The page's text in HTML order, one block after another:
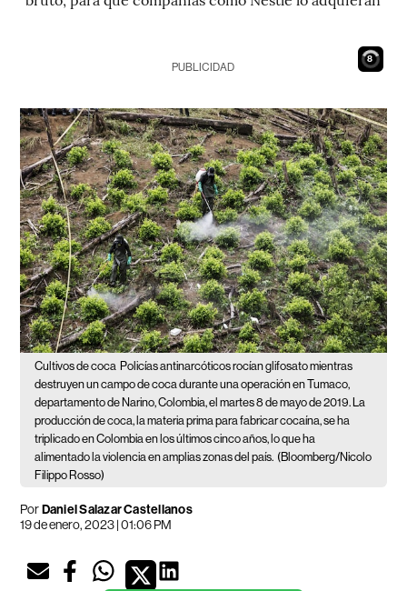
7
PUBLICIDAD
Cultivos de coca Policías antinarcóticos rocían glifosato mientras
destruyen un campo de coca durante una operación en Tumaco,
departamento de Narino, Colombia, el martes 8 de mayo de 2019. La
producción de coca, la materia prima para fabricar cocaína, se ha
triplicado en Colombia en los últimos cinco años, lo que ha
alimentado la violencia en amplias zonas del país. (Bloomberg/Nicolo
Filippo Rosso)
PorDaniel Salazar Castellanos
19 de enero, 2023 | 01:06 PM